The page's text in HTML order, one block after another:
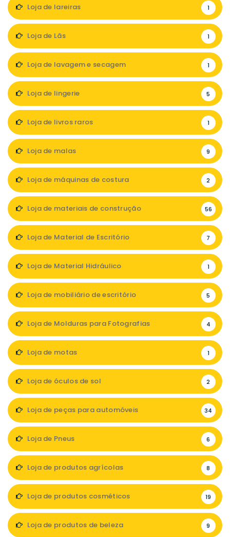
Loja de lareiras 1
Loja de Lãs 1
Loja de lavagem e secagem 1
Loja de lingerie 5
Loja de livros raros 1
Loja de malas 9
Loja de máquinas de costura 2
Loja de materiais de construção 56
Loja de Material de Escritório 7
Loja de Material Hidráulico 1
Loja de mobiliário de escritório 5
Loja de Molduras para Fotografias 4
Loja de motas 1
Loja de óculos de sol 2
Loja de peças para automóveis 34
Loja de Pneus 6
Loja de produtos agrícolas 8
Loja de produtos cosméticos 19
Loja de produtos de beleza 9